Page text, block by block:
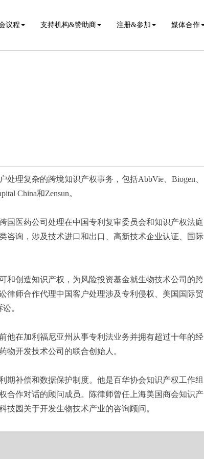
议程 支持机构&赞助商 注册&参加 媒体合作
理复杂的跨境知识产权事务，包括AbbVie、Biogen、
China和Zensun。
国医药公司处理在中国专利复审委员会和知识产权法庭
咨询，涉及技术进口和出口、高新技术企业认证、国际
和创造知识产权，为风险投资基金就生物技术公司的跨
律师合作代理中国客户处理涉及专利侵权、美国国际贸
。
他在加利福尼亚州从事专利法业务并拥有超过十年的经
物开发技术公司的联合创始人。
期补偿和数据保护制度。他是百华协会知识产权工作组
合作对话的顾问成员。陈律师曾任上海美国商会知识产
园关于开发生物技术产业的咨询顾问。